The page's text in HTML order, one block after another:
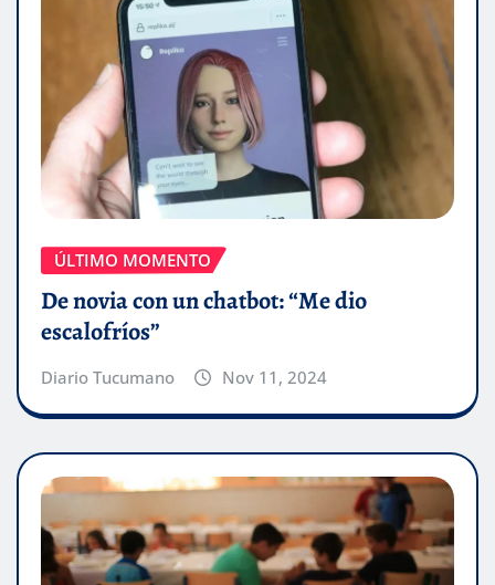
ÚLTIMO MOMENTO
De novia con un chatbot: “Me dio
escalofríos”
Diario Tucumano Nov 11, 2024